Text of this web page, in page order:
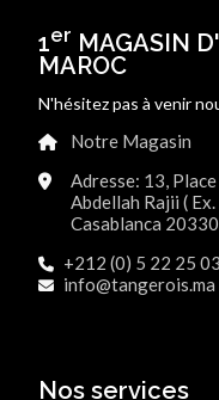
1er MAGASIN
MAROC
N'hésitez pas à venir
Notre Magasin
Adresse: 13,
Abdellah Rajii (
Casablanca
+212 (0) 5 22 25
info@tangerois.ma
Nos services